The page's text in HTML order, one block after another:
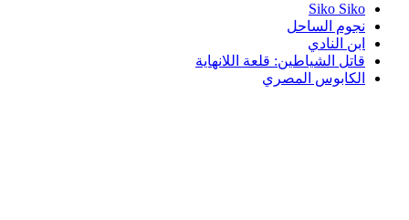
Siko Siko
نجوم الساحل
ابن النادي
قاتل الشياطين: قلعة اللانهاية
الكابوس المصري